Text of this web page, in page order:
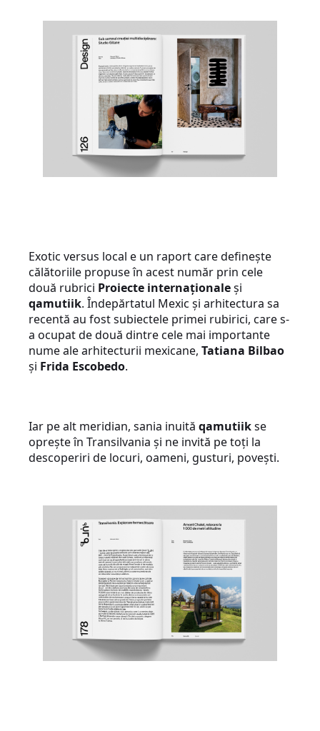
Exotic versus local e un raport care definește
călătoriile propuse în acest număr prin cele
două rubrici Proiecte internaționaleși
qamutiik. Îndepărtatul Mexic și arhitectura sa
recentă au fost subiectele primei rubirici, care s-
a ocupat de două dintre cele mai importante
nume ale arhitecturii mexicane, Tatiana Bilbao
și Frida Escobedo.
Iar pe alt meridian, sania inuită qamutiikse
oprește în Transilvania și ne invită pe toți la
descoperiri de locuri, oameni, gusturi, povești.